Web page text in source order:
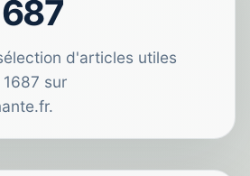
d'articles utiles
sur